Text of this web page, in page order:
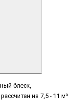
блеск,
на 7,5 - 11 м³